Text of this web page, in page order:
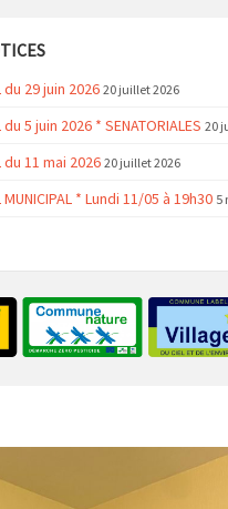
du 29 juin 202620 juillet 2026
du 5 juin 2026 * SENATORIALES 20
du 11 mai 2026 20 juillet 2026
MUNICIPAL * Lundi 11/05 à 19h30 5